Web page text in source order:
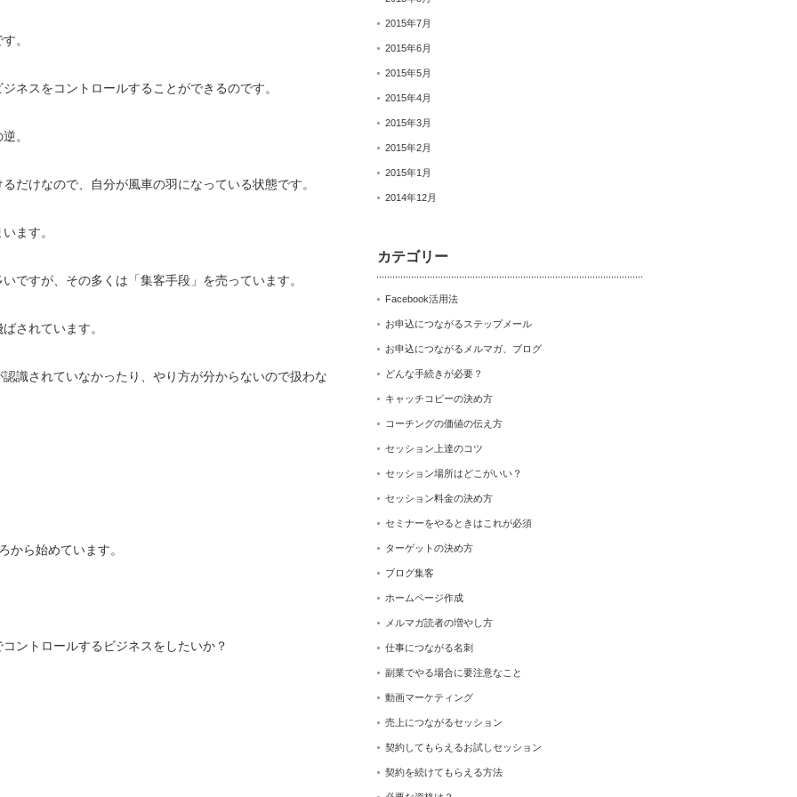
。
ネスをコントロールすることができるのです。
。
だけなので、 自分が風車の羽になっている状態です。
ます。
ですが、 その多くは「集客手段」を売っています。
されています。
識されていなかったり、 やり方が分からないので扱わな
から始めています。
コントロールするビジネスをしたいか？
2015年7月
2015年6月
2015年5月
2015年4月
2015年3月
2015年2月
2015年1月
2014年12月
カテゴリー
Facebook活用法
お申込につながるステップメール
お申込につながるメルマガ、ブログ
どんな手続きが必要？
キャッチコピーの決め方
コーチングの価値の伝え方
セッション上達のコツ
セッション場所はどこがいい？
セッション料金の決め方
セミナーをやるときはこれが必須
ターゲットの決め方
ブログ集客
ホームページ作成
メルマガ読者の増やし方
仕事につながる名刺
副業でやる場合に要注意なこと
動画マーケティング
売上につながるセッション
契約してもらえるお試しセッション
契約を続けてもらえる方法